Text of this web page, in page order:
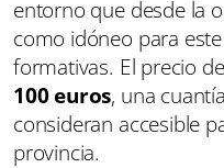
entorno que desde la
como idóneo para
formativas. El precio
100 euros, una
consideran accesible
provincia.